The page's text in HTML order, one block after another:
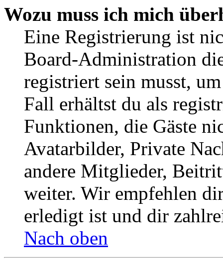
Wozu muss ich mich
Eine Registrierung ist
Board-Administration
registriert sein musst,
Fall erhältst du als
Funktionen, die Gäste
Avatarbilder, Private
andere Mitglieder,
weiter. Wir empfehlen
erledigt ist und dir
Nach oben